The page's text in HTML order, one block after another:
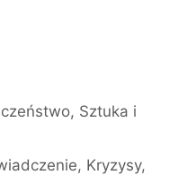
, Sztuka i
, Kryzysy,